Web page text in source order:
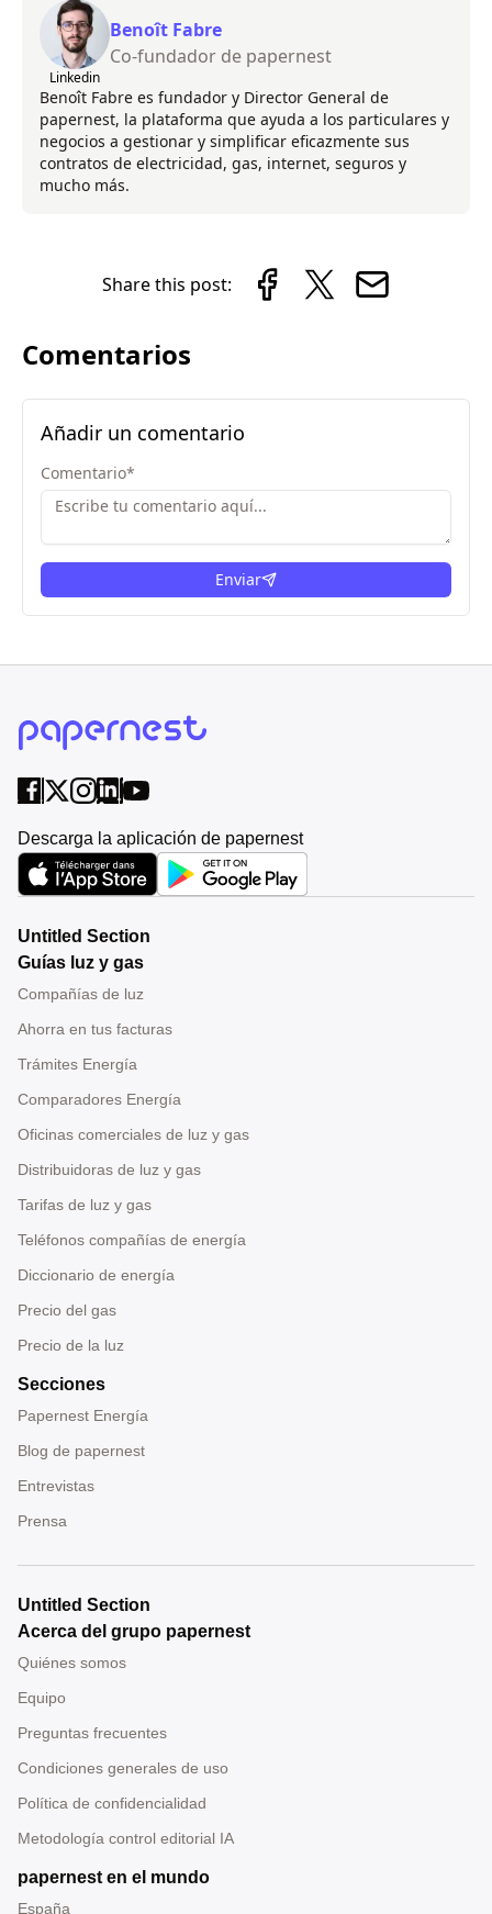
Linkedin
Benoît Fabre
Co-fundador de papernest
Benoît Fabre es fundador y Director General de
papernest, la plataforma que ayuda a los particulares y
negocios a gestionar y simplificar eficazmente sus
contratos de electricidad, gas, internet, seguros y
mucho más.
Share this post:
Comentarios
Añadir un comentario
Comentario*
Enviar
Descarga la aplicación de papernest
Untitled Section
Guías luz y gas
Compañías de luz
Ahorra en tus facturas
Trámites Energía
Comparadores Energía
Oficinas comerciales de luz y gas
Distribuidoras de luz y gas
Tarifas de luz y gas
Teléfonos compañías de energía
Diccionario de energía
Precio del gas
Precio de la luz
Secciones
Papernest Energía
Blog de papernest
Entrevistas
Prensa
Untitled Section
Acerca del grupo papernest
Quiénes somos
Equipo
Preguntas frecuentes
Condiciones generales de uso
Política de confidencialidad
Metodología control editorial IA
papernest en el mundo
España